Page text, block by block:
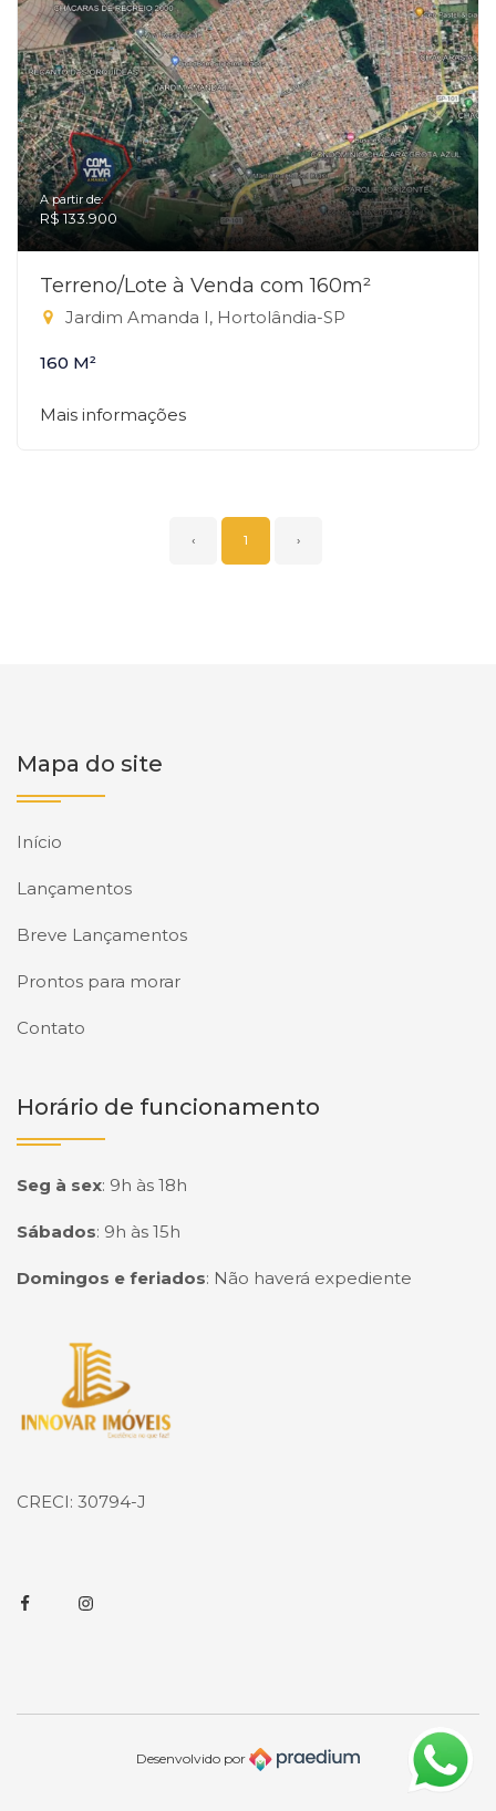
A partir de:
R$ 133.900
Terreno/Lote à Venda com 160m²
Jardim Amanda I, Hortolândia-SP
160 M²
Mais informações
‹ 1 ›
Mapa do site
Início
Lançamentos
Breve Lançamentos
Prontos para morar
Contato
Horário de funcionamento
Seg à sex: 9h às 18h
Sábados: 9h às 15h
Domingos e feriados: Não haverá expediente
Página inicial
CRECI: 30794-J
FacebookInstagram
Desenvolvido por